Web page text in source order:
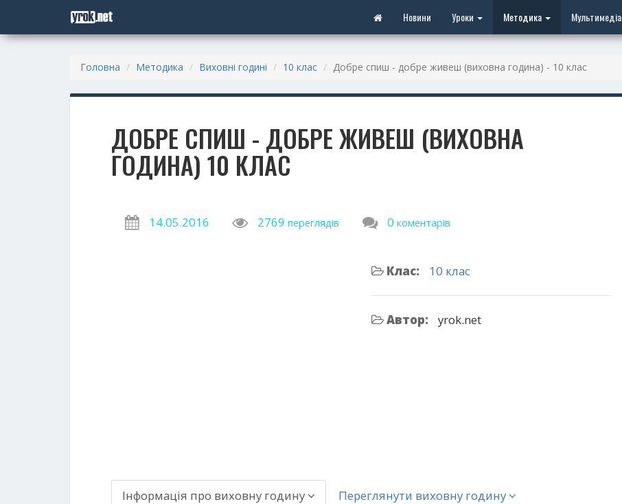
Новини Уроки Методика Мультимедіа
Головна Методика Виховні годині 10 клас Добре спиш - добре живеш (виховна година) - 10 клас
ДОБРЕ СПИШ - ДОБРЕ ЖИВЕШ (ВИХОВНА
ГОДИНА) 10 КЛАС
14.05.2016 2769 переглядів 0 коментарів
Клас: 10 клас
Автор: yrok.net
Інформація про виховну годину Переглянути виховну годину